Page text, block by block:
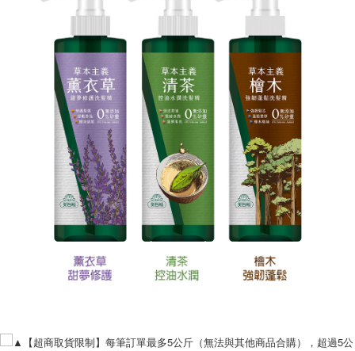
每筆NT$120，滿NT$1,999(含以上)免運費
▲【超商取貨限制】每筆訂單最多5公斤（無法與其他商品合購），超過5公